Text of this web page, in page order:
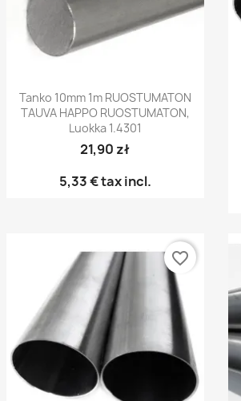
Pikakatselu
Tanko 10mm 1m RUOSTUMATON
TAUVA HAPPO RUOSTUMATON,
Luokka 1.4301
21,90 zł
5,33 €tax incl.
favorite_border